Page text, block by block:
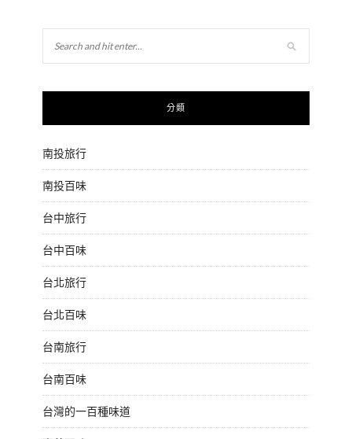
分類
南投旅行
南投百味
台中旅行
台中百味
台北旅行
台北百味
台南旅行
台南百味
台灣的一百種味道